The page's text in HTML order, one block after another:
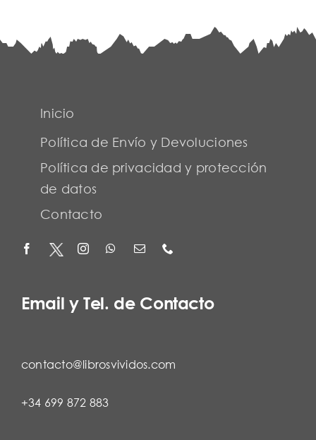
Inicio
Política de Envío y Devoluciones
Política de privacidad y protección
de datos
Contacto
Email y Tel. de Contacto
contacto@librosvividos.com
+34 699 872 883